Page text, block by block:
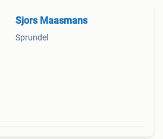
Sjors Maasmans
Sprundel